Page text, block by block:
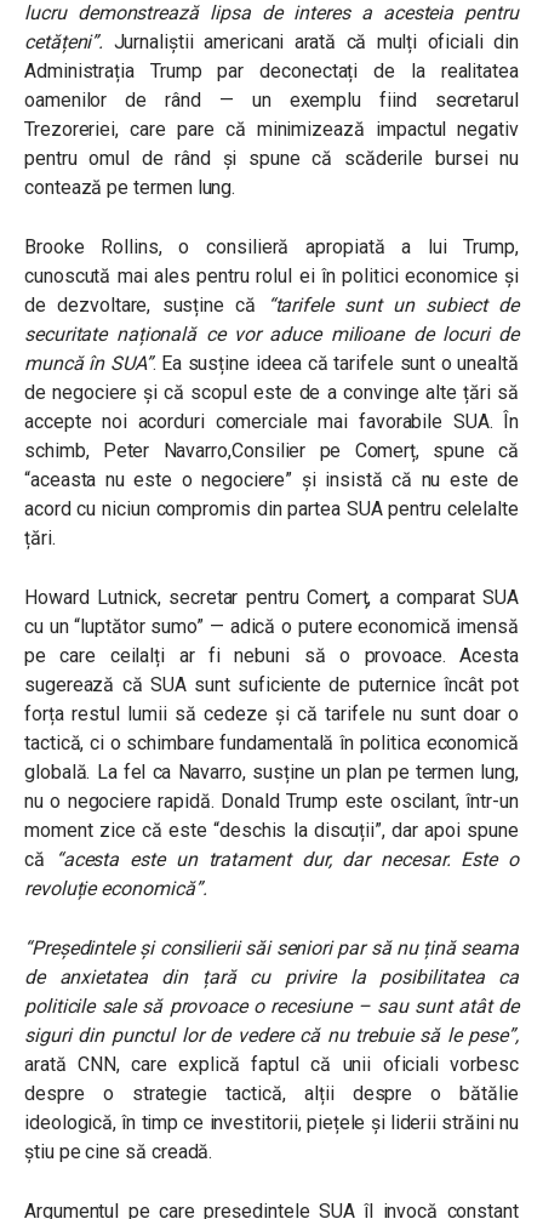
lucru demonstrează lipsa de interes a acesteia pentru
cetățeni”. Jurnaliștii americani arată că mulți oficiali din
Administrația Trump par deconectați de la realitatea
oamenilor de rând — un exemplu fiind secretarul
Trezoreriei, care pare că minimizează impactul negativ
pentru omul de rând și spune că scăderile bursei nu
contează pe termen lung.
Brooke Rollins, o consilieră apropiată a lui Trump,
cunoscută mai ales pentru rolul ei în politici economice și
de dezvoltare, susține că
“tarifele sunt un subiect de
securitate națională ce vor aduce milioane de locuri de
muncă în SUA”. Ea susține ideea că tarifele sunt o unealtă
de negociere și că scopul este de a convinge alte țări să
accepte noi acorduri comerciale mai favorabile SUA. În
schimb, Peter Navarro,Consilier pe Comerț, spune că
“aceasta nu este o negociere” și insistă că nu este de
acord cu niciun compromis din partea SUA pentru celelalte
țări.
Howard Lutnick, secretar pentru Comerț, a comparat SUA
cu un “luptător sumo” — adică o putere economică imensă
pe care ceilalți ar fi nebuni să o provoace. Acesta
sugerează că SUA sunt suficiente de puternice încât pot
forța restul lumii să cedeze și că tarifele nu sunt doar o
tactică, ci o schimbare fundamentală în politica economică
globală. La fel ca Navarro, susține un plan pe termen lung,
nu o negociere rapidă. Donald Trump este oscilant, într-un
moment zice că este “deschis la discuții”, dar apoi spune
că “acesta este un tratament dur, dar necesar. Este o
revoluție economică”.
“Președintele și consilierii săi seniori par să nu țină seama
de anxietatea din țară cu privire la posibilitatea ca
politicile sale să provoace o recesiune – sau sunt atât de
siguri din punctul lor de vedere că nu trebuie să le pese”,
arată CNN, care explică faptul că unii oficiali vorbesc
despre o strategie tactică, alții despre o bătălie
ideologică, în timp ce investitorii, piețele și liderii străini nu
știu pe cine să creadă.
Argumentul pe care președintele SUA îl invocă constant